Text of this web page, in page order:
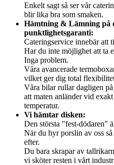
Enkelt sagt så ser vår
blir lika bra som smaken.
Hämtning & Lämning på
punktlighetsgaranti:
Cateringservice innebär att
Har du inte möjlighet att ta
Inga problem.
Våra avancerade
vilket ger dig total
Våra bilar rullar dagligen
att maten anländer vid
temperatur.
Vi hämtar disken:
Den största "fest-dödaren"
När du hyr porslin av oss
efter.
Du bara skrapar av
vi sköter resten i vårt